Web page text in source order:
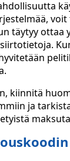
täytyy ottaa
kiinnitä
ja